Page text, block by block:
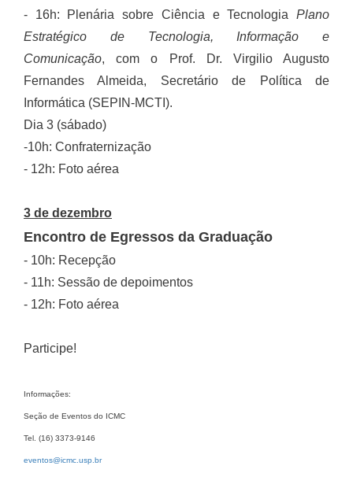
- 16h: Plenária sobre Ciência e Tecnologia Plano
Estratégico de Tecnologia, Informação e
Comunicação, com o Prof. Dr. Virgilio Augusto
Fernandes Almeida, Secretário de Política de
Informática (SEPIN-MCTI).
Dia 3 (sábado)
-10h: Confraternização
- 12h: Foto aérea
3 de dezembro
Encontro de Egressos da Graduação
- 10h: Recepção
- 11h: Sessão de depoimentos
- 12h: Foto aérea
Participe!
Informações:
Seção de Eventos do ICMC
Tel. (16) 3373-9146
eventos@icmc.usp.br